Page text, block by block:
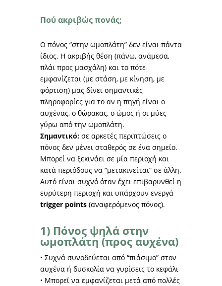
Πού ακριβώς πονάς;
Ο πόνος “στην ωμοπλάτη” δεν είναι πάντα
ίδιος. Η ακριβής θέση (πάνω, ανάμεσα,
πλάι προς μασχάλη) και το πότε
εμφανίζεται (με στάση, με κίνηση, με
φόρτιση) μας δίνει σημαντικές
πληροφορίες για το αν η πηγή είναι ο
αυχένας, ο θώρακας, ο ώμος ή οι μύες
γύρω από την ωμοπλάτη.
Σημαντικό:σε αρκετές περιπτώσεις ο
πόνος δεν μένει σταθερός σε ένα σημείο.
Μπορεί να ξεκινάει σε μία περιοχή και
κατά περιόδους να “μετακινείται” σε άλλη.
Αυτό είναι συχνό όταν έχει επιβαρυνθεί η
ευρύτερη περιοχή και υπάρχουν ενεργά
trigger points(αναφερόμενος πόνος).
1) Πόνος ψηλά στην
ωμοπλάτη (προς αυχένα)
• Συχνά συνοδεύεται από “πιάσιμο” στον
αυχένα ή δυσκολία να γυρίσεις το κεφάλι
• Μπορεί να εμφανίζεται μετά από πολλές